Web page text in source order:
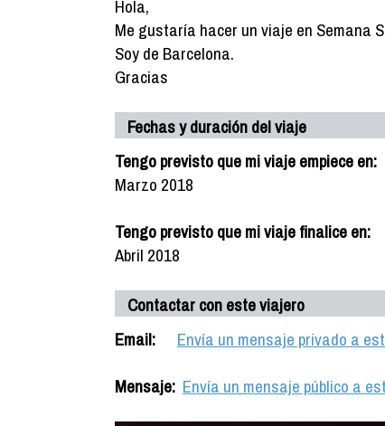
Hola,
Me gustaría hacer un viaje en Semana
Soy de Barcelona.
Gracias
Fechas y duración del viaje
Tengo previsto que mi viaje empiece en:
Marzo 2018
Tengo previsto que mi viaje finalice en:
Abril 2018
Contactar con este viajero
Email:
Envía un mensaje privado a
Mensaje: Envía un mensaje público a